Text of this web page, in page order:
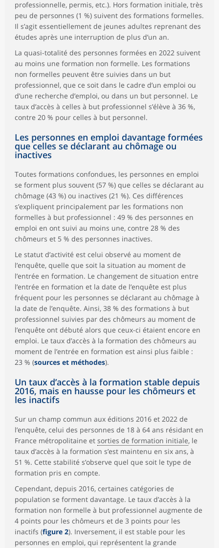
Supérieur à
bac+2
72 58 35
Résidence en
quartier
prioritaire de
la politique de
la ville (QPV)
Oui
31 24
Non
37
21
Lieu de
résidence
métropolitaine
48 37 20
Départements
(DOM)
Ensemble 47 36 20
professionnelle, permis, etc.). Hors formation initiale, très
peu de personnes (1 %) suivent des formations formelles.
Il s’agit essentiellement de jeunes adultes reprenant des
études après une interruption de plus d’un an.
La quasi-totalité des personnes formées en 2022 suivent
au moins une formation non formelle. Les formations
non formelles peuvent être suivies dans un but
professionnel, que ce soit dans le cadre d’un emploi ou
d’une recherche d’emploi, ou dans un but personnel. Le
taux d’accès à celles à but professionnel s’élève à 36 %,
contre 20 % pour celles à but personnel.
Les personnes en emploi davantage formées
que celles se déclarant au chômage ou
inactives
Toutes formations confondues, les personnes en emploi
se forment plus souvent (57 %) que celles se déclarant au
chômage (43 %) ou inactives (21 %). Ces différences
s’expliquent principalement par les formations non
formelles à but professionnel : 49 % des personnes en
emploi en ont suivi au moins une, contre 28 % des
chômeurs et 5 % des personnes inactives.
Le statut d’activité est celui observé au moment de
l’enquête, quelle que soit la situation au moment de
l’entrée en formation. Le changement de situation entre
l’entrée en formation et la date de l’enquête est plus
fréquent pour les personnes se déclarant au chômage à
la date de l’enquête. Ainsi, 38 % des formations à but
professionnel suivies par des chômeurs au moment de
l’enquête ont débuté alors que ceux-ci étaient encore en
emploi. Le taux d’accès à la formation des chômeurs au
moment de l’entrée en formation est ainsi plus faible :
23 % (sources et méthodes).
Un taux d’accès à la formation stable depuis
2016, mais en hausse pour les chômeurs et
les inactifs
Sur un champ commun aux éditions 2016 et 2022 de
l’enquête, celui des personnes de 18 à 64 ans résidant en
France métropolitaine et sorties de formation initiale, le
taux d’accès à la formation s’est maintenu en six ans, à
51 %. Cette stabilité s’observe quel que soit le type de
formation pris en compte.
Cependant, depuis 2016, certaines catégories de
population se forment davantage. Le taux d’accès à la
formation non formelle à but professionnel augmente de
4 points pour les chômeurs et de 3 points pour les
inactifs (figure 2). Inversement, il est stable pour les
personnes en emploi, qui représentent la grande